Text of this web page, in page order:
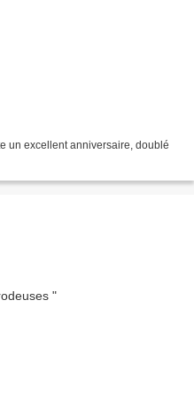
un excellent anniversaire, doublé